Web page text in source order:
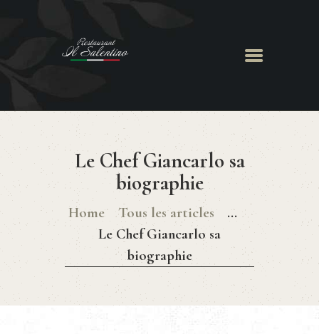
Le Chef Giancarlo sa
biographie
Home Tous les articles
...
Le Chef Giancarlo sa
biographie
ACCUEIL
MENU
CHEF GIANCARLO
RÉSERVATION